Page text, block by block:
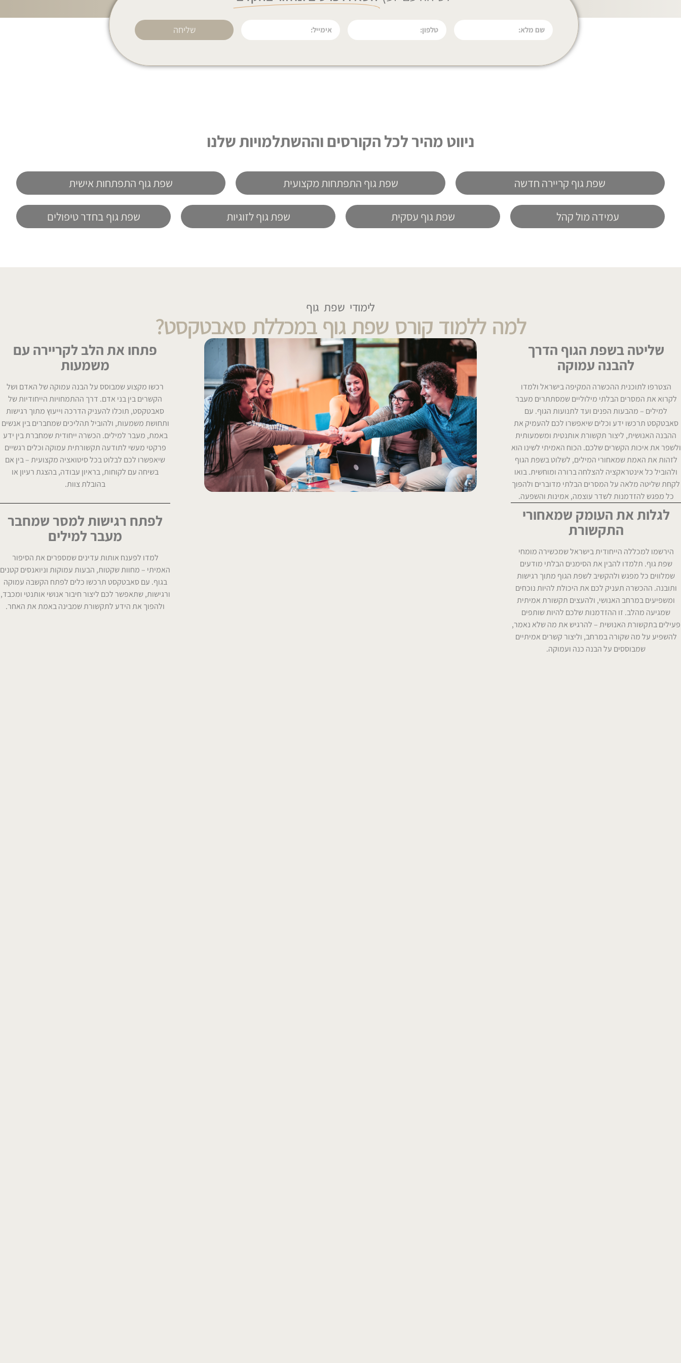
שליחה
ניווט מהיר לכל הקורסים וההשתלמויות שלנו
שפת גוף קריירה חדשה שפת גוף התפתחות מקצועית שפת גוף התפתחות אישית
עמידה מול קהל שפת גוף עסקית שפת גוף לזוגיות שפת גוף בחדר טיפולים
לימודי שפת גוף
למה ללמוד קורס שפת גוף במכללת סאבטקסט?
שליטה בשפת הגוף הדרך
להבנה עמוקה
הצטרפו לתוכנית ההכשרה המקיפה בישראל ולמדו
לקרוא את המסרים הבלתי מילוליים שמסתתרים מעבר
למילים – מהבעות הפנים ועד לתנועות הגוף. עם
סאבטקסט תרכשו ידע וכלים שיאפשרו לכם להעמיק את
ההבנה האנושית, ליצור תקשורת אותנטית ומשמעותית
ולשפר את איכות הקשרים שלכם. הכוח האמיתי לשינו הוא
לזהות את האמת שמאחורי המילים, לשלוט בשפת הגוף
ולהוביל כל אינטראקציה להצלחה ברורה ומוחשית. בואו
לקחת שליטה מלאה על המסרים הבלתי מדוברים ולהפוך
כל מפגש להזדמנות לשדר עוצמה, אמינות והשפעה.
לגלות את העומק שמאחורי
התקשורת
הירשמו למכללה הייחודית בישראל שמכשירה מומחי
שפת גוף. תלמדו להבין את הסימנים הבלתי מודעים
שמלווים כל מפגש ולהקשיב לשפת הגוף מתוך רגישות
ותובנה. ההכשרה תעניק לכם את היכולת להיות נוכחים
ומשפיעים במרחב האנושי, ולהעצים תקשורת אמיתית
שמגיעה מהלב. זו ההזדמנות שלכם להיות שותפים
פעילים בתקשורת האנושית – להרגיש את מה שלא נאמר,
להשפיע על מה שקורה במרחב, וליצור קשרים אמיתיים
שמבוססים על הבנה כנה ועמוקה.
פתחו את הלב לקריירה עם
משמעות
רכשו מקצוע שמבוסס על הבנה עמוקה של האדם ושל
הקשרים בין בני אדם. דרך ההתמחויות הייחודיות של
סאבטקסט, תוכלו להעניק הדרכה וייעוץ מתוך רגישות
ותחושת משמעות, ולהוביל תהליכים שמחברים בין אנשים
באמת, מעבר למילים. הכשרה ייחודית שמחברת בין ידע
פרקטי מעשי לתודעה תקשורתית עמוקה וכלים רגשיים
שיאפשרו לכם לבלוט בכל סיטואציה מקצועית – בין אם
בשיחה עם לקוחות, בראיון עבודה, בהצגת רעיון או
בהובלת צוות.
לפתח רגישות למסר שמחבר
מעבר למילים
למדו לפענח אותות עדינים שמספרים את הסיפור
האמיתי – מחוות שקטות, הבעות עמוקות וניואנסים קטנים
בגוף. עם סאבטקסט תרכשו כלים לפתח הקשבה עמוקה
ורגישות, שתאפשר לכם ליצור חיבור אנושי אותנטי ומכבד,
ולהפוך את הידע לתקשורת שמבינה באמת את האחר.